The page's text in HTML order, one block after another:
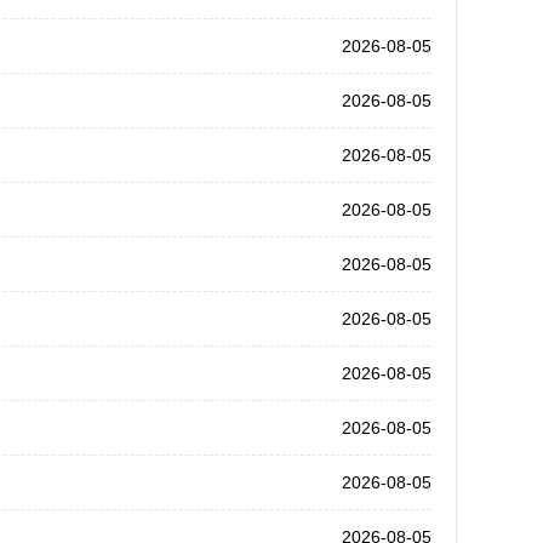
2026-08-05
2026-08-05
2026-08-05
2026-08-05
2026-08-05
2026-08-05
2026-08-05
2026-08-05
2026-08-05
2026-08-05